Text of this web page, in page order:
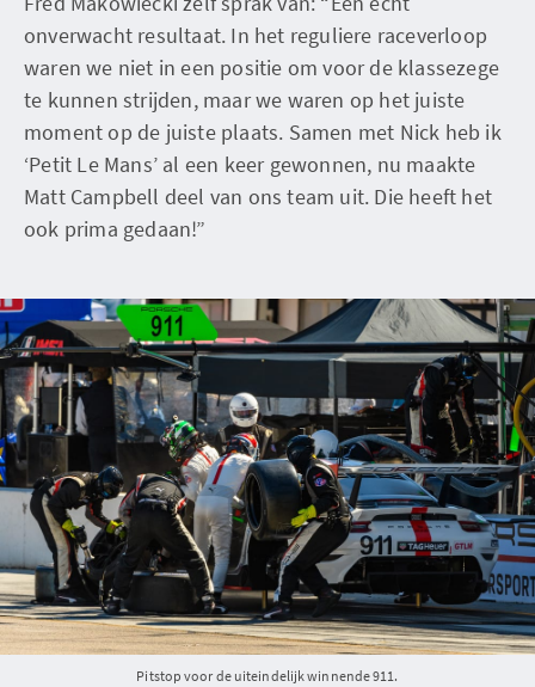
onverwacht resultaat. In het reguliere raceverloop
waren we niet in een positie om voor de klassezege
te kunnen strijden, maar we waren op het juiste
moment op de juiste plaats. Samen met Nick heb ik
‘Petit Le Mans’ al een keer gewonnen, nu maakte
Matt Campbell deel van ons team uit. Die heeft het
ook prima gedaan!”
Pitstop voor de uiteindelijk winnende 911.